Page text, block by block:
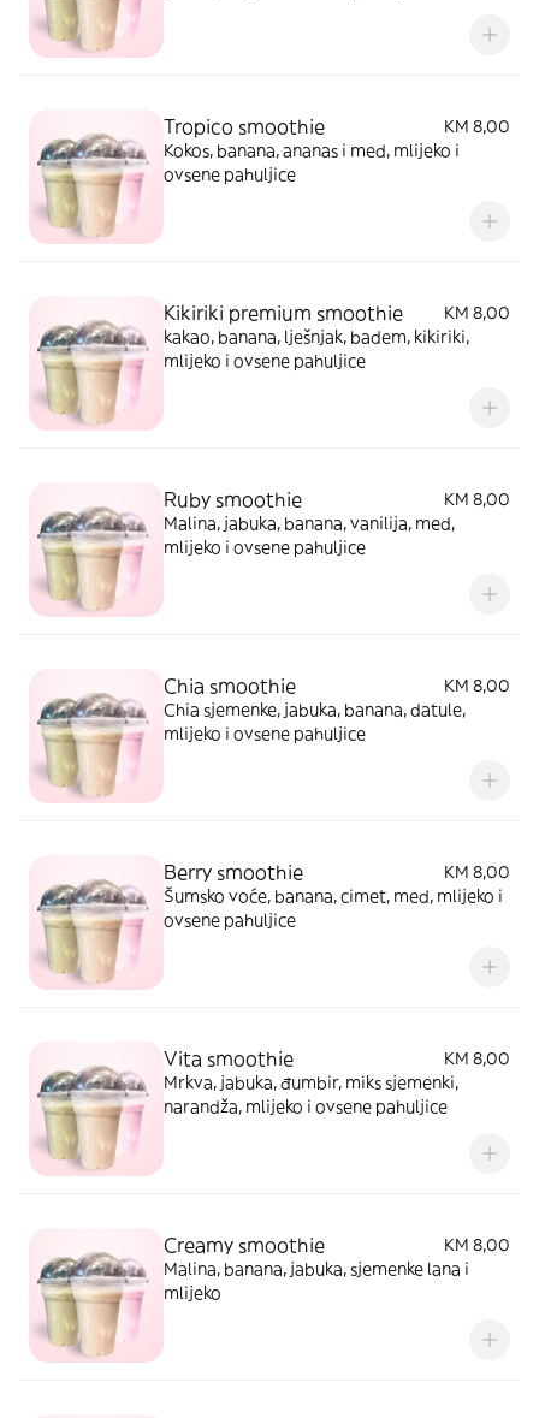
Tropico smoothie
KM 8,00
Kokos, banana, ananas i med, mlijeko i
ovsene pahuljice
Kikiriki premium smoothie
KM 8,00
kakao, banana, lješnjak, badem, kikiriki,
mlijeko i ovsene pahuljice
Ruby smoothie
KM 8,00
Malina, jabuka, banana, vanilija, med,
mlijeko i ovsene pahuljice
Chia smoothie
KM 8,00
Chia sjemenke, jabuka, banana, datule,
mlijeko i ovsene pahuljice
Berry smoothie
KM 8,00
Šumsko voće, banana, cimet, med, mlijeko i
ovsene pahuljice
Vita smoothie
KM 8,00
Mrkva, jabuka, đumbir, miks sjemenki,
narandža, mlijeko i ovsene pahuljice
Creamy smoothie
KM 8,00
Malina, banana, jabuka, sjemenke lana i
mlijeko